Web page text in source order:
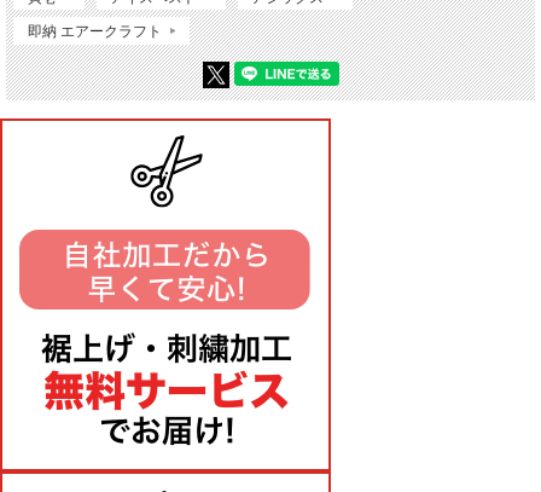
即納 エアークラフト